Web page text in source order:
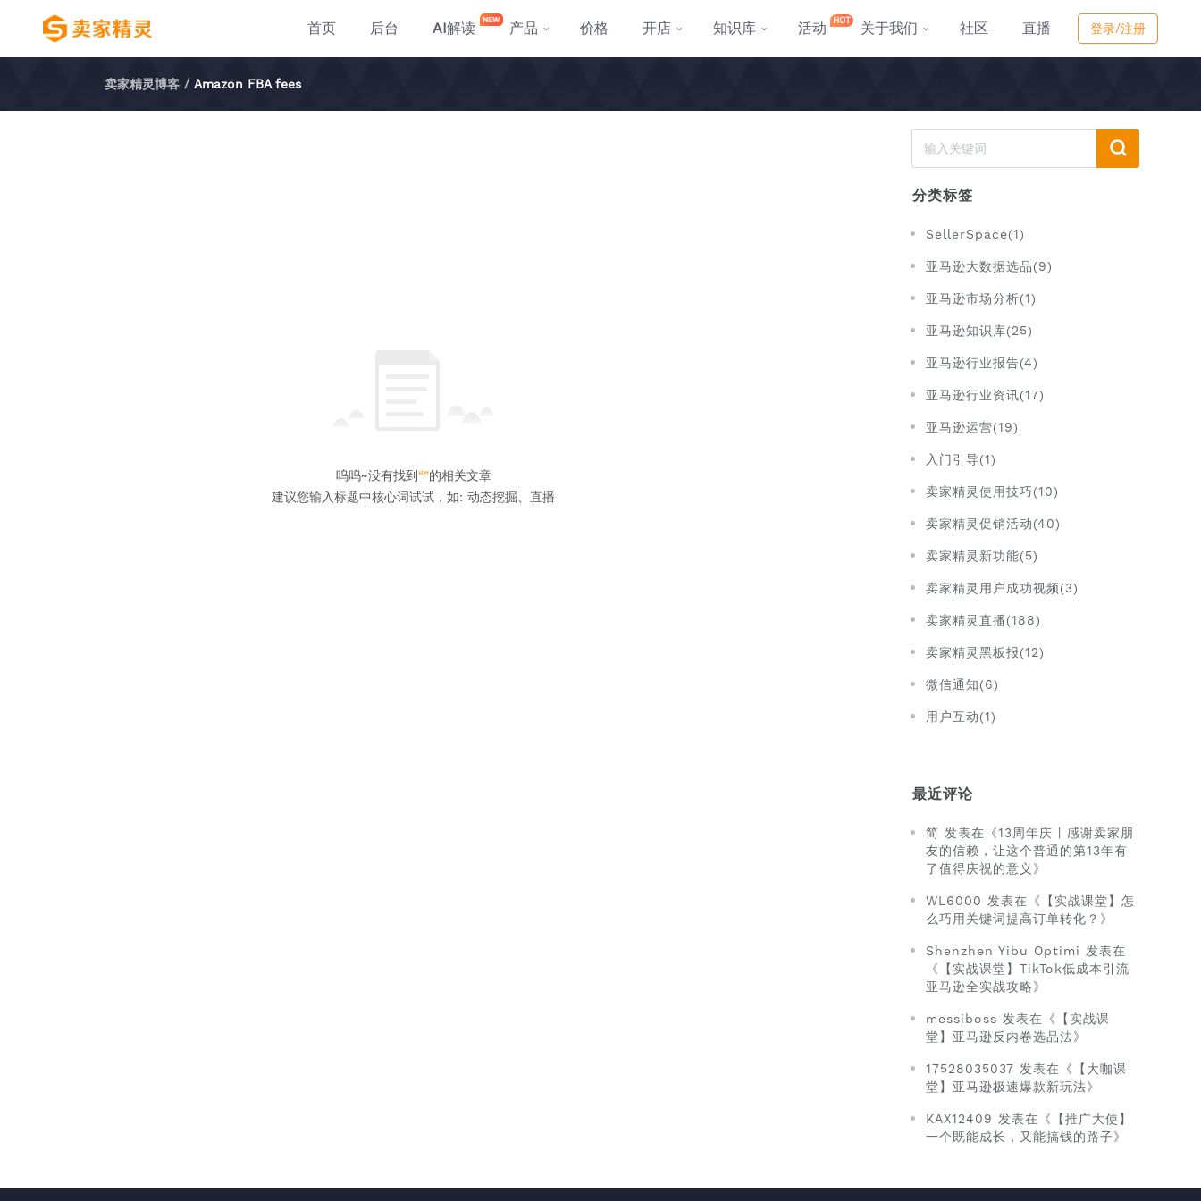
首页 后台 AI解读 产品 价格 开店 知识库 活动 HOT 关于我们 社区 直播 登录/注册
卖家精灵博客 / Amazon FBA fees
呜呜~没有找到 “”的相关文章
建议您输入标题中核心词试试，如: 动态挖掘、直播
分类标签
SellerSpace(1)
亚马逊大数据选品(9)
亚马逊市场分析(1)
亚马逊知识库(25)
亚马逊行业报告(4)
亚马逊行业资讯(17)
亚马逊运营(19)
入门引导(1)
卖家精灵使用技巧(10)
卖家精灵促销活动(40)
卖家精灵新功能(5)
卖家精灵用户成功视频(3)
卖家精灵直播(188)
卖家精灵黑板报(12)
微信通知(6)
用户互动(1)
最近评论
简 发表在《13周年庆 | 感谢卖家朋
友的信赖，让这个普通的第13年有
了值得庆祝的意义》
WL6000 发表在《【实战课堂】怎
么巧用关键词提高订单转化？》
Shenzhen Yibu Optimi 发表在
《【实战课堂】TikTok低成本引流
亚马逊全实战攻略》
messiboss 发表在《【实战课
堂】亚马逊反内卷选品法》
17528035037 发表在《【大咖课
堂】亚马逊极速爆款新玩法》
KAX12409 发表在《【推广大使】
一个既能成长，又能搞钱的路子》